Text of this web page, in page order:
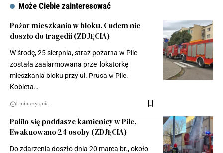
Może Ciebie zainteresować
Pożar mieszkania w bloku. Cudem nie
doszło do tragedii (ZDJĘCIA)
W środę, 25 sierpnia, straż pożarna w Pile
została zaalarmowana prze lokatorkę
mieszkania bloku przy ul. Prusa w Pile.
Kobieta…
1 min czytania
Paliło się poddasze kamienicy w Pile.
Ewakuowano 24 osoby (ZDJĘCIA)
Do zdarzenia doszło dnia 20 marca br., około